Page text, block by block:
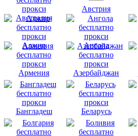
Австралия
Австрия
Алжир Ангола
Армения Азербайджан
Бангладеш Беларусь